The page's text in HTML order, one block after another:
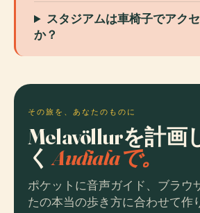
スタジアムは車椅子でアク
か？
その旅を、あなたのものに
Melavöllurを計画
くAudialaで。
ポケットに音声ガイド、ブラウ
たの本当の歩き方に合わせて作